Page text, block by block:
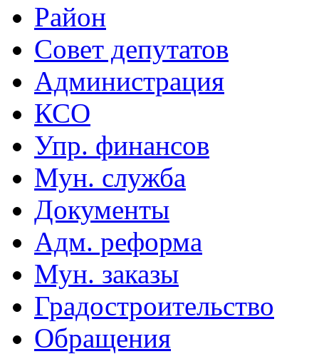
Район
Совет депутатов
Администрация
КСО
Упр. финансов
Мун. служба
Документы
Адм. реформа
Мун. заказы
Градостроительство
Обращения